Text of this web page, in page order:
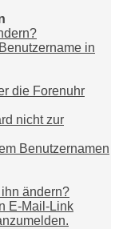
in
die Forenuhr
nicht zur
Benutzernamen
ändern?
E-Mail-Link